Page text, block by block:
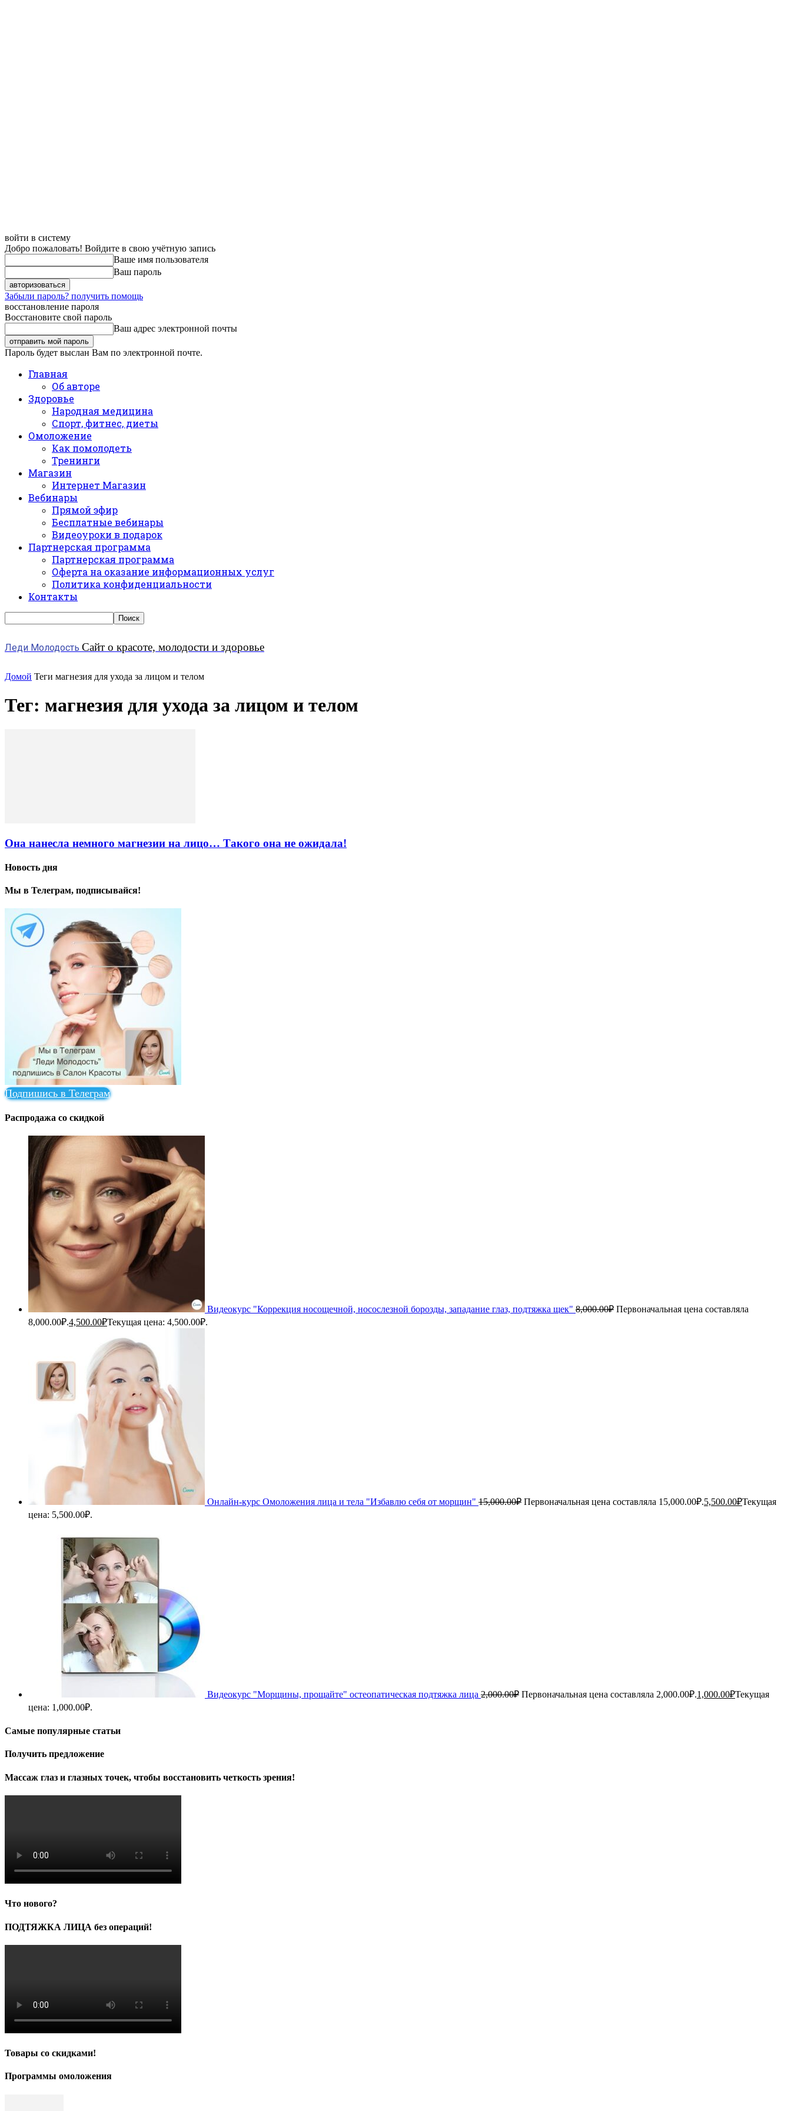
войти в систему
Добро пожаловать! Войдите в свою учётную запись
Ваше имя пользователя
Ваш пароль
Забыли пароль? получить помощь
восстановление пароля
Восстановите свой пароль
Ваш адрес электронной почты
Пароль будет выслан Вам по электронной почте.
Главная
Об авторе
Здоровье
Народная медицина
Спорт, фитнес, диеты
Омоложение
Как помолодеть
Тренинги
Магазин
Интернет Магазин
Вебинары
Прямой эфир
Бесплатные вебинары
Видеоуроки в подарок
Партнерская программа
Партнерская программа
Оферта на оказание информационных услуг
Политика конфиденциальности
Контакты
Леди Молодость Сайт о красоте, молодости и здоровье
Домой Теги магнезия для ухода за лицом и телом
Тег: магнезия для ухода за лицом и телом
Она нанесла немного магнезии на лицо… Такого она не ожидала!
Новость дня
Мы в Телеграм, подписывайся!
Подпишись в Телеграм
Распродажа со скидкой
Видеокурс "Коррекция носощечной, носослезной борозды, западание глаз, подтяжка щек" 8,000.00₽ Первоначальная цена составляла
8,000.00₽.4,500.00₽Текущая цена: 4,500.00₽.
Онлайн-курс Омоложения лица и тела "Избавлю себя от морщин" 15,000.00₽ Первоначальная цена составляла 15,000.00₽.5,500.00₽Текущая
цена: 5,500.00₽.
Видеокурс "Морщины, прощайте" остеопатическая подтяжка лица 2,000.00₽ Первоначальная цена составляла 2,000.00₽.1,000.00₽Текущая
цена: 1,000.00₽.
Самые популярные статьи
Получить предложение
Массаж глаз и глазных точек, чтобы восстановить четкость зрения!
Что нового?
ПОДТЯЖКА ЛИЦА без операций!
Товары со скидками!
Программы омоложения